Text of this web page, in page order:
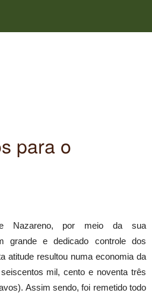
para o
Nazareno, por meio da sua
grande e dedicado controle dos
atitude resultou numa economia da
mil, cento e noventa três
Assim sendo, foi remetido todo